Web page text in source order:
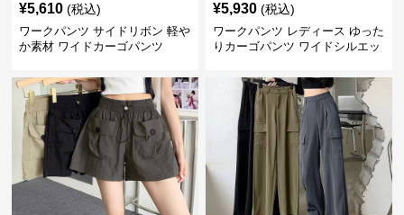
¥5,610 (税込)
ワークパンツ サイドリボン 軽や
か素材 ワイドカーゴパンツ
¥5,930 (税込)
ワークパンツ レディース ゆった
りカーゴパンツ ワイドシルエッ